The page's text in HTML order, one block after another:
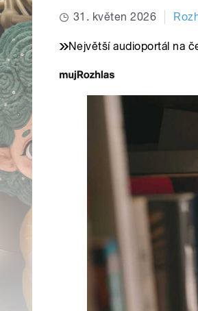
31. květen 2026
Největší audioportál na